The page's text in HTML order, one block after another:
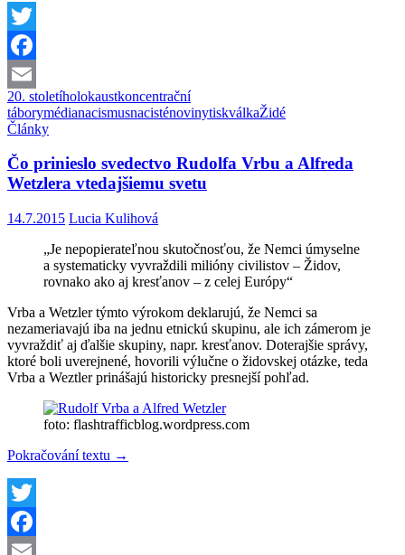
médiach
Twitter
Facebook
Email
20. stoletíholokaustkoncentrační
táborymédianacismusnacisténovinytiskválkaŽidé
Články
Čo prinieslo svedectvo Rudolfa Vrbu a Alfreda
Wetzlera vtedajšiemu svetu
14.7.2015 Lucia Kulihová
„Je nepopierateľnou skutočnosťou, že Nemci úmyselne
a systematicky vyvraždili milióny civilistov – Židov,
rovnako ako aj kresťanov – z celej Európy“
Vrba a Wetzler týmto výrokom deklarujú, že Nemci sa
nezameriavajú iba na jednu etnickú skupinu, ale ich zámerom je
vyvraždiť aj ďalšie skupiny, napr. kresťanov. Doterajšie správy,
ktoré boli uverejnené, hovorili výlučne o židovskej otázke, teda
Vrba a Weztler prinášajú historicky presnejší pohľad.
foto: flashtrafficblog.wordpress.com
Pokračování textu Čo
→
Twitter
Facebook